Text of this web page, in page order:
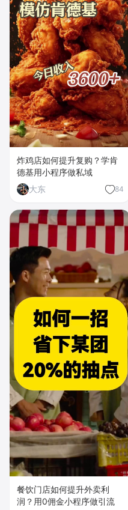
炸鸡店如何提升复购？学肯
德基用小程序做私域
大东
84
餐饮门店如何提升外卖利
润？用0佣金小程序做引流